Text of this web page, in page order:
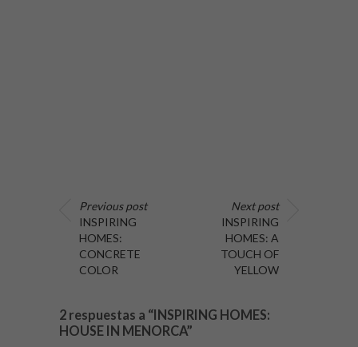
Previous post
INSPIRING
HOMES:
CONCRETE
COLOR
Next post
INSPIRING
HOMES: A
TOUCH OF
YELLOW
2 respuestas a “INSPIRING HOMES:
HOUSE IN MENORCA”